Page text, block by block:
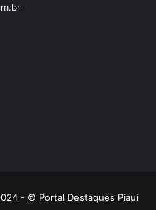
- © Portal Destaques Piauí